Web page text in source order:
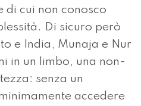
di cui non conosco
Di sicuro però
e India, Munaja e Nur
in un limbo, una non-
senza un
accedere